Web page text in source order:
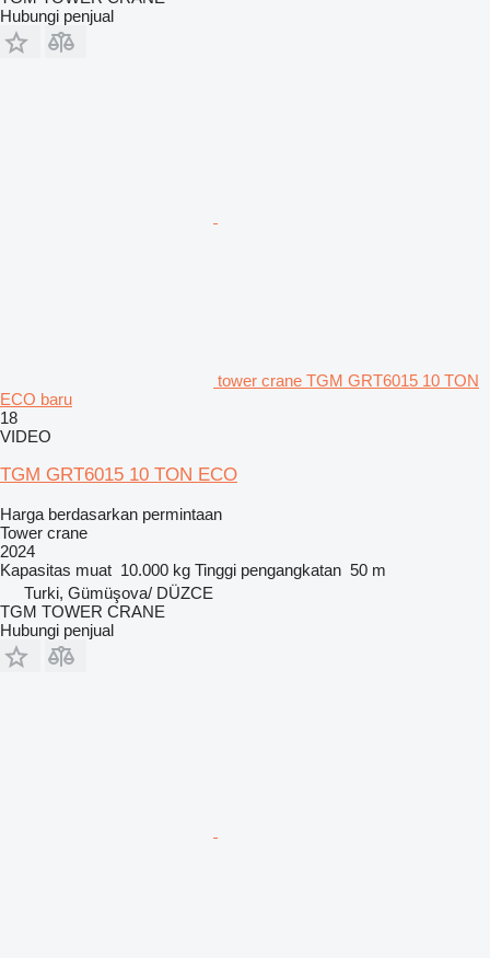
Hubungi penjual
tower crane TGM GRT6015 10 TON
ECO baru
18
VIDEO
TGM GRT6015 10 TON ECO
Harga berdasarkan permintaan
Tower crane
2024
Kapasitas muat 10.000 kg Tinggi pengangkatan 50 m
Turki, Gümüşova/ DÜZCE
TGM TOWER CRANE
Hubungi penjual